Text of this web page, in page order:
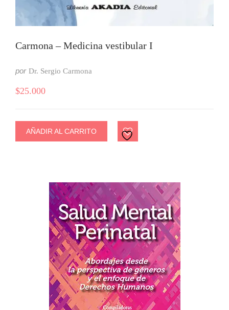
Carmona – Medicina vestibular I
por Dr. Sergio Carmona
$25.000
AÑADIR AL CARRITO